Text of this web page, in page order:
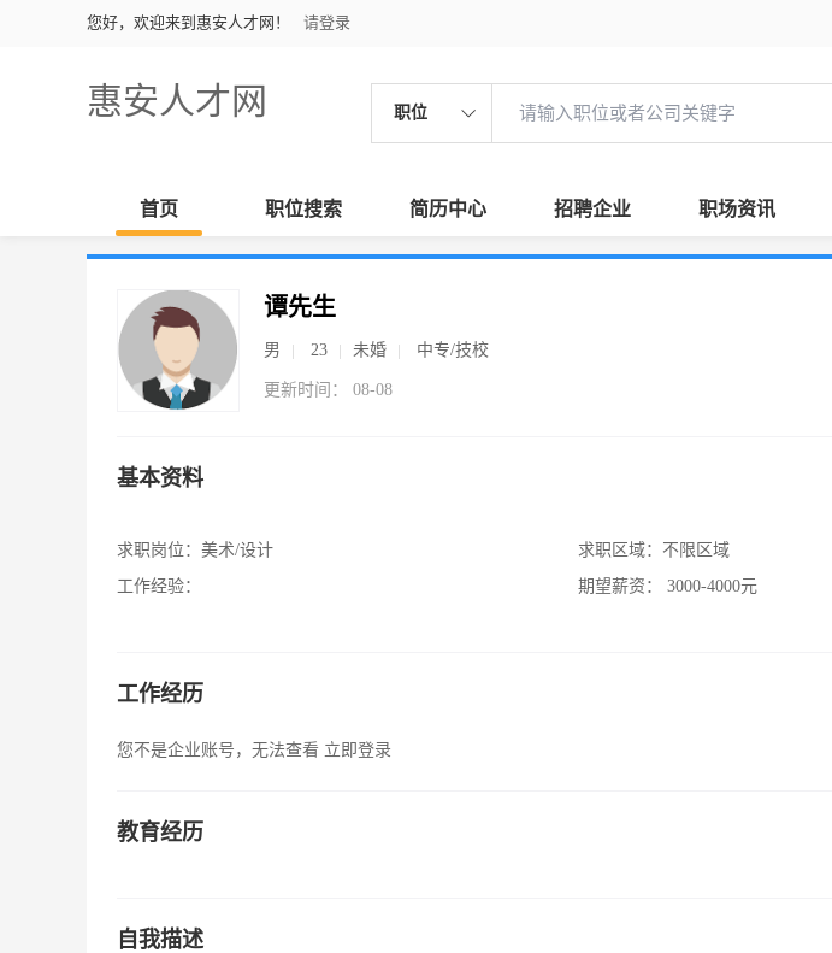
您好，欢迎来到惠安人才网！ 请登录
惠安人才网 职位
首页 职位搜索 简历中心 招聘企业 职场资讯
谭先生
男 23 未婚 中专/技校
更新时间： 08-08
基本资料
求职岗位： 美术/设计
工作经验：
求职区域： 不限区域
期望薪资：
3000-4000元
工作经历
您不是企业账号，无法查看 立即登录
教育经历
自我描述